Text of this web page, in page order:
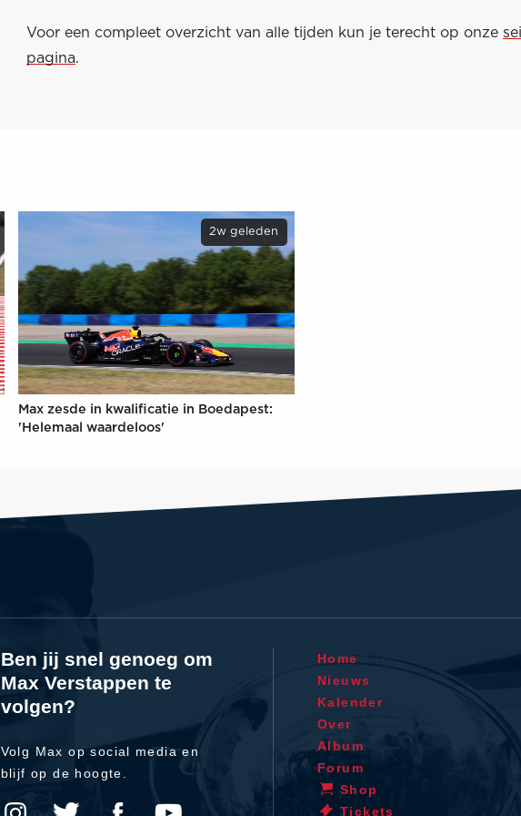
Voor een compleet overzicht van alle tijden kun je terecht op onze
pagina.
2w geleden
Max zesde in kwalificatie in Boedapest:
'Helemaal waardeloos'
Ben jij snel genoeg om
Max Verstappen te
volgen?
Volg Max op social media en
blijf op de hoogte.
Home
Nieuws
Kalender
Over
Album
Forum
Shop
Tickets